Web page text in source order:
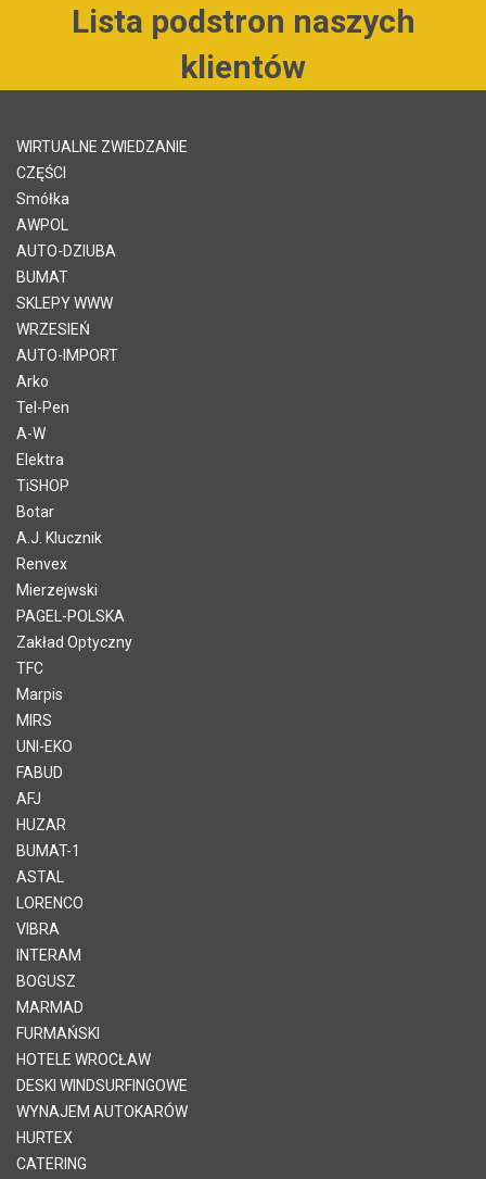
Lista podstron naszych
klientów
WIRTUALNE ZWIEDZANIE
CZĘŚCI
Smółka
AWPOL
AUTO-DZIUBA
BUMAT
SKLEPY WWW
WRZESIEŃ
AUTO-IMPORT
Arko
Tel-Pen
A-W
Elektra
TiSHOP
Botar
A.J. Klucznik
Renvex
Mierzejwski
PAGEL-POLSKA
Zakład Optyczny
TFC
Marpis
MIRS
UNI-EKO
FABUD
AFJ
HUZAR
BUMAT-1
ASTAL
LORENCO
VIBRA
INTERAM
BOGUSZ
MARMAD
FURMAŃSKI
HOTELE WROCŁAW
DESKI WINDSURFINGOWE
WYNAJEM AUTOKARÓW
HURTEX
CATERING